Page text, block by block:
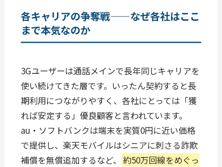
各キャリアの争奪戦——なぜ各社はここ
まで本気なのか
3Gユーザーは通話メインで長年同じキャリアを
使い続けてきた層です。いったん契約すると長
期利用につながりやすく、各社にとっては「獲
れば安定する」優良顧客と言われています。
au・ソフトバンクは端末を実質0円に近い価格
で提供し、楽天モバイルはシニアに刺さる詐欺
補償を無償追加するなど、 約50万回線をめぐっ